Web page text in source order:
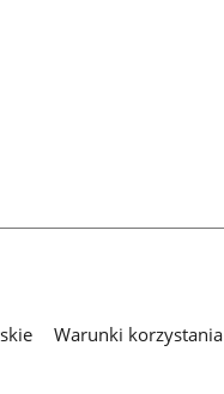
Warunki korzystania